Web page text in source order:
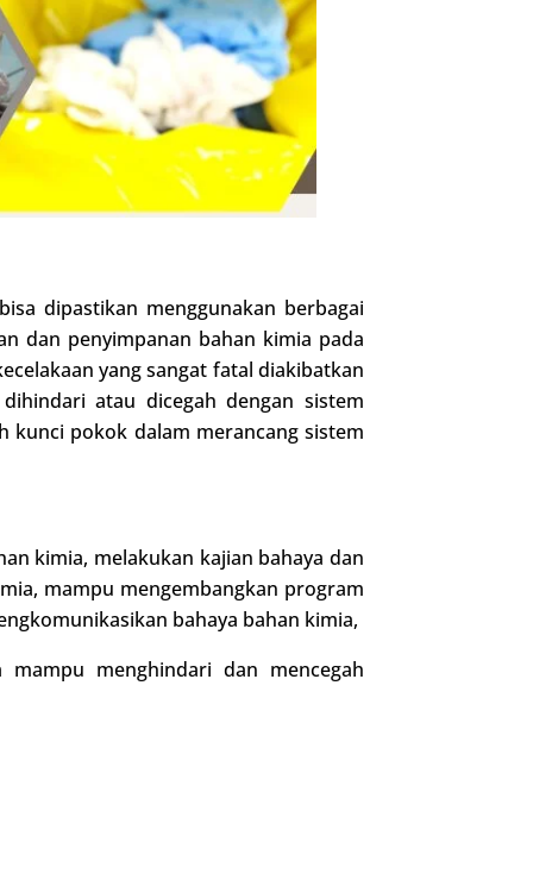
dipastikan menggunakan berbagai
dan penyimpanan bahan kimia pada
yang sangat fatal diakibatkan
atau dicegah dengan sistem
kunci pokok dalam merancang sistem
kimia, melakukan kajian bahaya dan
mampu mengembangkan program
bahaya bahan kimia,
menghindari dan mencegah